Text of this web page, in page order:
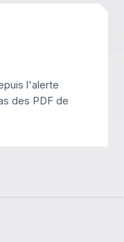
l'alerte
des PDF de